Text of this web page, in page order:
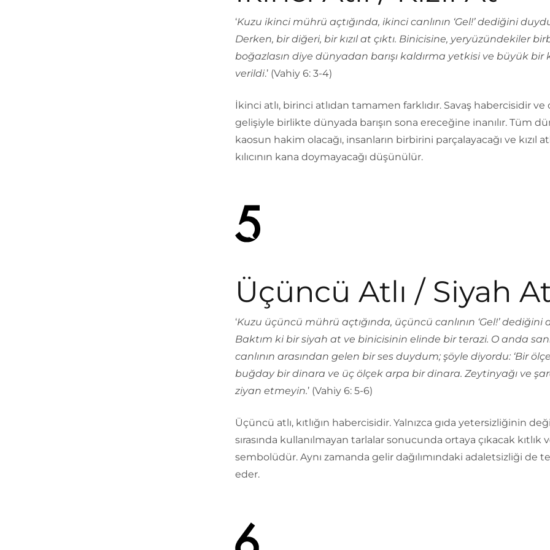
‘Kuzu ikinci mührü açtığında, ikinci canlının ‘Gel!’ dediğini
Derken, bir diğeri, bir kızıl at çıktı. Binicisine, yeryüzündekiler
boğazlasın diye dünyadan barışı kaldırma yetkisi ve büyük bir
verildi.’ (Vahiy 6: 3-4)
İkinci atlı, birinci atlıdan tamamen farklıdır. Savaş habercisidir ve
gelişiyle birlikte dünyada barışın sona ereceğine inanılır. Tüm
kaosun hakim olacağı, insanların birbirini parçalayacağı ve kızıl
kılıcının kana doymayacağı düşünülür.
Üçüncü Atlı / Siyah
‘Kuzu üçüncü mührü açtığında, üçüncü canlının ‘Gel!’ dediğini
Baktım ki bir siyah at ve binicisinin elinde bir terazi. O anda
canlının arasından gelen bir ses duydum; şöyle diyordu: ‘Bir
buğday bir dinara ve üç ölçek arpa bir dinara. Zeytinyağı ve
ziyan etmeyin.’ (Vahiy 6: 5-6)
Üçüncü atlı, kıtlığın habercisidir. Yalnızca gıda yetersizliğinin
sırasında kullanılmayan tarlalar sonucunda ortaya çıkacak kıtlık
sembolüdür. Aynı zamanda gelir dağılımındaki adaletsizliği de
eder.